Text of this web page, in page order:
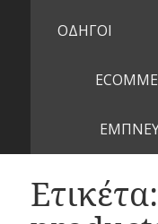
ΟΔΗΓΟΙ
Ετικέτα: